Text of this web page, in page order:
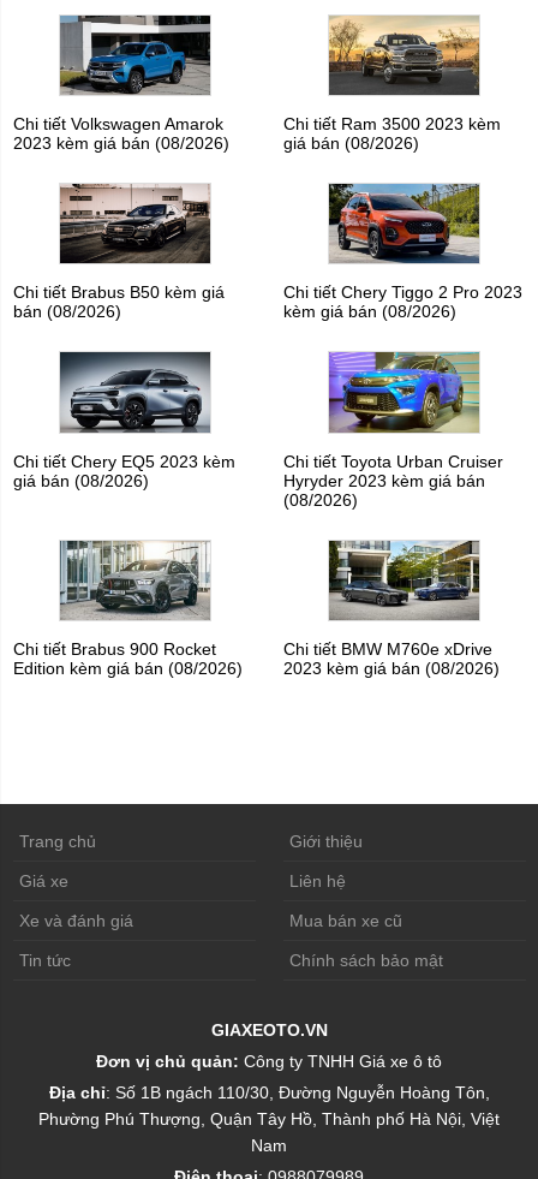
Chi tiết Volkswagen Amarok
2023 kèm giá bán (08/2026)
Chi tiết Ram 3500 2023 kèm
giá bán (08/2026)
Chi tiết Brabus B50 kèm giá
bán (08/2026)
Chi tiết Chery Tiggo 2 Pro 2023
kèm giá bán (08/2026)
Chi tiết Chery EQ5 2023 kèm
giá bán (08/2026)
Chi tiết Toyota Urban Cruiser
Hyryder 2023 kèm giá bán
(08/2026)
Chi tiết Brabus 900 Rocket
Edition kèm giá bán (08/2026)
Chi tiết BMW M760e xDrive
2023 kèm giá bán (08/2026)
Trang chủ Giới thiệu
Giá xe Liên hệ
Xe và đánh giá Mua bán xe cũ
Tin tức Chính sách bảo mật
GIAXEOTO.VN
Đơn vị chủ quản: Công ty TNHH Giá xe ô tô
Địa chỉ: Số 1B ngách 110/30, Đường Nguyễn Hoàng Tôn,
Phường Phú Thượng, Quận Tây Hồ, Thành phố Hà Nội, Việt
Nam